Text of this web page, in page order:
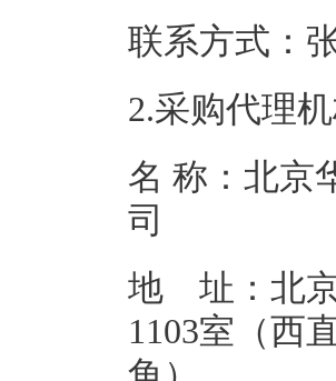
联系方式
2.采购代理
名 称：北京
地 址：北京
1103室（西